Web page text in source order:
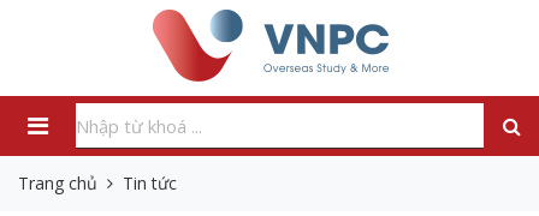
Trang chủ Tin tức